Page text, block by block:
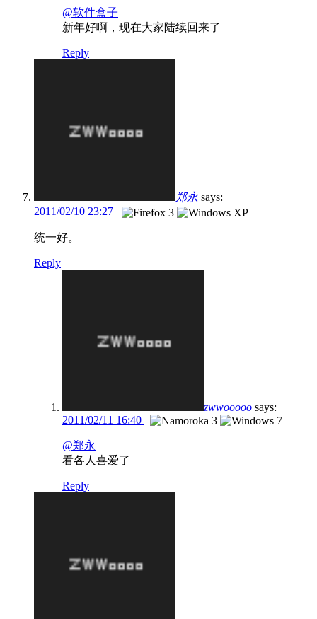
@软件盒子
新年好啊，现在大家陆续回来了
Reply
郑永 says:
2011/02/10 23:27
统一好。
Reply
zwwooooo says:
2011/02/11 16:40
@郑永
看各人喜爱了
Reply